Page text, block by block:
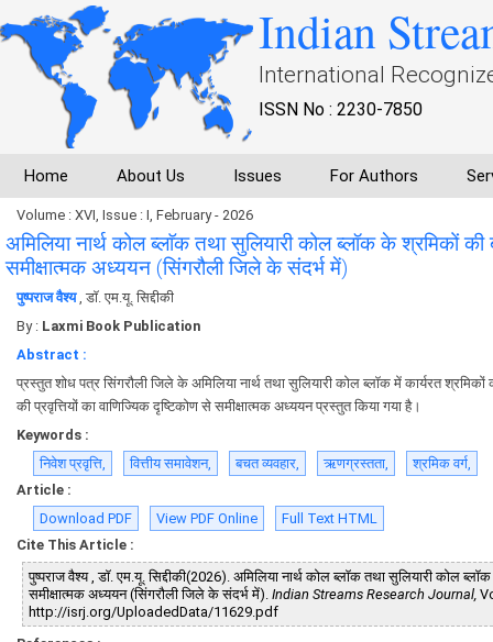
Indian
International
ISSN No : 2230-7850
Home About Us Issues For Authors
Volume : XVI, Issue : I, February - 2026
अमिलिया नार्थ कोल ब्लाॅक तथा सुलियारी कोल ब्लॉक के श्रमिकों
समीक्षात्मक अध्ययन (सिंगरौली जिले के संदर्भ में)
पुष्पराज वैश्य, डाॅ. एम.यू. सिद्दीकी
By : Laxmi Book Publication
Abstract :
प्रस्तुत शोध पत्र सिंगरौली जिले के अमिलिया नार्थ तथा सुलियारी कोल ब्लॉक में कार्यरत
की प्रवृत्तियों का वाणिज्यिक दृष्टिकोण से समीक्षात्मक अध्ययन प्रस्तुत किया गया है।
Keywords :
निवेश प्रवृत्ति,
वित्तीय समावेशन, बचत व्यवहार, ऋणग्रस्तता,
श्रमिक वर्ग,
Article :
Download PDF
View PDF Online
Full Text HTML
Cite This Article :
पुष्पराज वैश्य , डाॅ. एम.यू. सिद्दीकी(2026). अमिलिया नार्थ कोल ब्लाॅक तथा सुलियारी कोल
समीक्षात्मक अध्ययन (सिंगरौली जिले के संदर्भ में). Indian Streams Research Journal,
http://isrj.org/UploadedData/11629.pdf